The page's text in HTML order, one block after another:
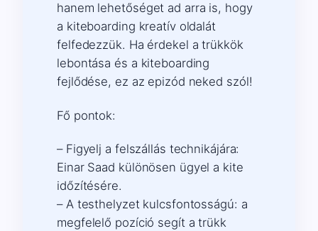
hanem lehetőséget ad arra is, hogy
a kiteboarding kreatív oldalát
felfedezzük. Ha érdekel a trükkök
lebontása és a kiteboarding
fejlődése, ez az epizód neked szól!
Fő pontok:
– Figyelj a felszállás technikájára:
Einar Saad különösen ügyel a kite
időzítésére.
– A testhelyzet kulcsfontosságú: a
megfelelő pozíció segít a trükk